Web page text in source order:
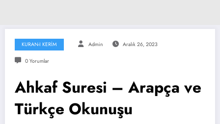
KURAN-I KERİM Admin Aralık 26, 2023
0 Yorumlar
Ahkaf Suresi – Arapça ve
Türkçe Okunuşu